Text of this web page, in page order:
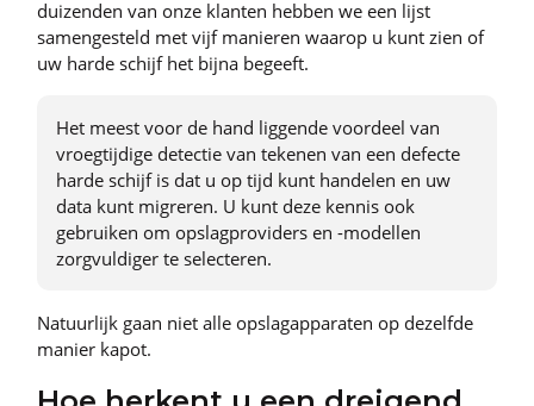
duizenden van onze klanten hebben we een lijst
samengesteld met vijf manieren waarop u kunt zien of
uw harde schijf het bijna begeeft.
Het meest voor de hand liggende voordeel van
vroegtijdige detectie van tekenen van een defecte
harde schijf is dat u op tijd kunt handelen en uw
data kunt migreren. U kunt deze kennis ook
gebruiken om opslagproviders en -modellen
zorgvuldiger te selecteren.
Natuurlijk gaan niet alle opslagapparaten op dezelfde
manier kapot.